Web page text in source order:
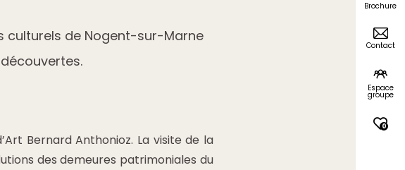
Brochure
Contact
Espace
groupe
0
culturels de Nogent-sur-Marne
Bernard Anthonioz. La visite de la
des demeures patrimoniales du